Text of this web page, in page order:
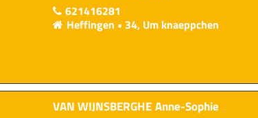
621416281
Heffingen
34, Um knaeppchen
VAN WIJNSBERGHEAnne-Sophie